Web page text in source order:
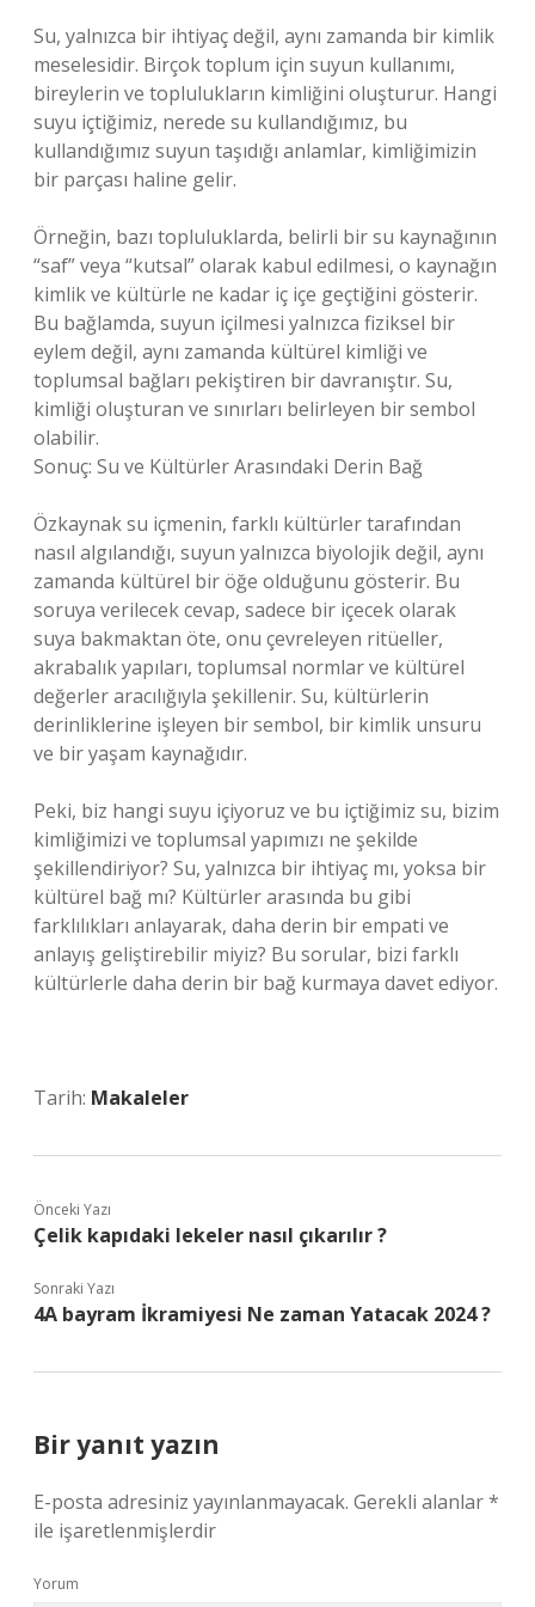
Su, yalnızca bir ihtiyaç değil, aynı zamanda bir kimlik
meselesidir. Birçok toplum için suyun kullanımı,
bireylerin ve toplulukların kimliğini oluşturur. Hangi
suyu içtiğimiz, nerede su kullandığımız, bu
kullandığımız suyun taşıdığı anlamlar, kimliğimizin
bir parçası haline gelir.
Örneğin, bazı topluluklarda, belirli bir su kaynağının
“saf” veya “kutsal” olarak kabul edilmesi, o kaynağın
kimlik ve kültürle ne kadar iç içe geçtiğini gösterir.
Bu bağlamda, suyun içilmesi yalnızca fiziksel bir
eylem değil, aynı zamanda kültürel kimliği ve
toplumsal bağları pekiştiren bir davranıştır. Su,
kimliği oluşturan ve sınırları belirleyen bir sembol
olabilir.
Sonuç: Su ve Kültürler Arasındaki Derin Bağ
Özkaynak su içmenin, farklı kültürler tarafından
nasıl algılandığı, suyun yalnızca biyolojik değil, aynı
zamanda kültürel bir öğe olduğunu gösterir. Bu
soruya verilecek cevap, sadece bir içecek olarak
suya bakmaktan öte, onu çevreleyen ritüeller,
akrabalık yapıları, toplumsal normlar ve kültürel
değerler aracılığıyla şekillenir. Su, kültürlerin
derinliklerine işleyen bir sembol, bir kimlik unsuru
ve bir yaşam kaynağıdır.
Peki, biz hangi suyu içiyoruz ve bu içtiğimiz su, bizim
kimliğimizi ve toplumsal yapımızı ne şekilde
şekillendiriyor? Su, yalnızca bir ihtiyaç mı, yoksa bir
kültürel bağ mı? Kültürler arasında bu gibi
farklılıkları anlayarak, daha derin bir empati ve
anlayış geliştirebilir miyiz? Bu sorular, bizi farklı
kültürlerle daha derin bir bağ kurmaya davet ediyor.
Tarih: Makaleler
Önceki Yazı
Çelik kapıdaki lekeler nasıl çıkarılır ?
Sonraki Yazı
4A bayram İkramiyesi Ne zaman Yatacak 2024 ?
Bir yanıt yazın
E-posta adresiniz yayınlanmayacak. Gerekli alanlar*
ile işaretlenmişlerdir
Yorum